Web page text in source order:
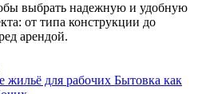
выбрать надежную и удобную
от типа конструкции до
арендой.
Бытовка как